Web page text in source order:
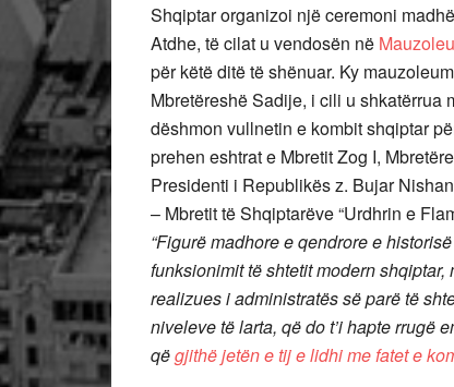
Shqiptar organizoi një ceremoni
Atdhe, të cilat u vendosën në
për këtë ditë të shënuar. Ky
Mbretëreshë Sadije, i cili u shkatërrua
dëshmon vullnetin e kombit shqiptar
prehen eshtrat e Mbretit Zog I,
Presidenti i Republikës z. Bujar
– Mbretit të Shqiptarëve “Urdhrin e
“Figurë madhore e qendrore e
funksionimit të shtetit modern
realizues i administratës së parë të
niveleve të larta, që do t’i hapte rrugë
qëgjithë jetën e tij e lidhi me fatet e